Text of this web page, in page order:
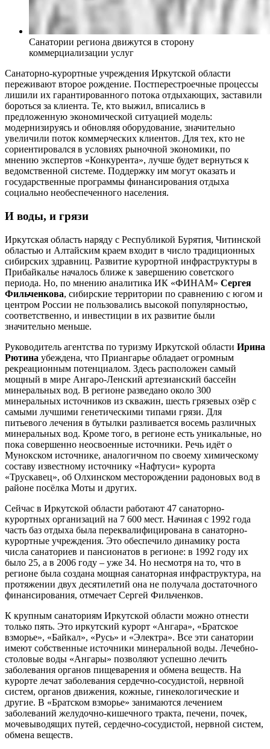
Санатории региона движутся в сторону
коммерциализации услуг
Санаторно-курортные учреждения Иркутской области
переживают второе рождение. Постперестроечные процессы
лишили их гарантированного потока отдыхающих, заставили
бороться за клиента. Те, кто выжил, вписались в
предложенную экономической ситуацией модель:
модернизируясь и обновляя оборудование, значительно
увеличили поток коммерческих клиентов. Для тех, кто не
сориентировался в условиях рыночной экономики, по
мнению экспертов «Конкурента», лучше будет вернуться к
ведомственной системе. Поддержку им могут оказать и
государственные программы финансирования отдыха
социально необеспеченного населения.
И воды, и грязи
Иркутская область наряду с Республикой Бурятия, Читинской
областью и Алтайским краем входит в число традиционных
сибирских здравниц. Развитие курортной инфраструктуры в
Прибайкалье началось ближе к завершению советского
периода. Но, по мнению аналитика ИК «ФИНАМ» Сергея
Фильченкова, сибирские территории по сравнению с югом и
центром России не пользовались высокой популярностью,
соответственно, и инвестиции в их развитие были
значительно меньше.
Руководитель агентства по туризму Иркутской области Ирина
Рютина убеждена, что Приангарье обладает огромным
рекреационным потенциалом. Здесь расположен самый
мощный в мире Ангаро-Ленский артезианский бассейн
минеральных вод. В регионе разведано около 300
минеральных источников из скважин, шесть грязевых озёр с
самыми лучшими генетическими типами грязи. Для
питьевого лечения в бутылки разливается восемь различных
минеральных вод. Кроме того, в регионе есть уникальные, но
пока совершенно неосвоенные источники. Речь идёт о
Мунокском источнике, аналогичном по своему химическому
составу известному источнику «Нафтуси» курорта
«Трускавец», об Олхинском месторождении радоновых вод в
районе посёлка Моты и других.
Сейчас в Иркутской области работают 47 санаторно-
курортных организаций на 7 600 мест. Начиная с 1992 года
часть баз отдыха была переквалифицирована в санаторно-
курортные учреждения. Это обеспечило динамику роста
числа санаториев и пансионатов в регионе: в 1992 году их
было 25, а в 2006 году – уже 34. Но несмотря на то, что в
регионе была создана мощная санаторная инфраструктура, на
протяжении двух десятилетий она не получала достаточного
финансирования, отмечает Сергей Фильченков.
К крупным санаториям Иркутской области можно отнести
только пять. Это иркутский курорт «Ангара», «Братское
взморье», «Байкал», «Русь» и «Электра». Все эти санатории
имеют собственные источники минеральной воды. Лечебно-
столовые воды «Ангары» позволяют успешно лечить
заболевания органов пищеварения и обмена веществ. На
курорте лечат заболевания сердечно-сосудистой, нервной
систем, органов движения, кожные, гинекологические и
другие. В «Братском взморье» занимаются лечением
заболеваний желудочно-кишечного тракта, печени, почек,
мочевыводящих путей, сердечно-сосудистой, нервной систем,
обмена веществ.